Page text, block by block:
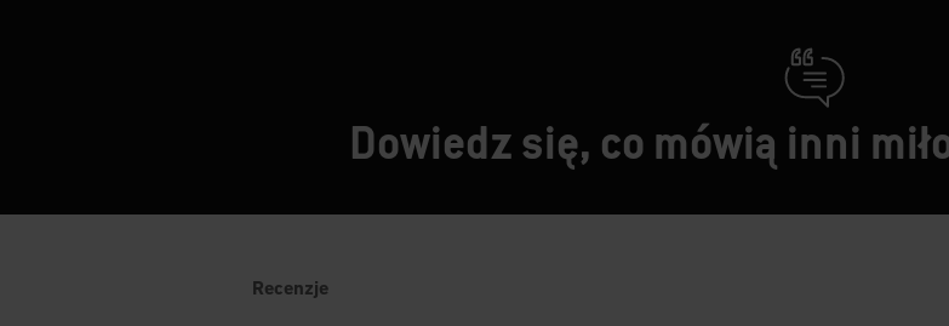
Dowiedz się, co mówią inni